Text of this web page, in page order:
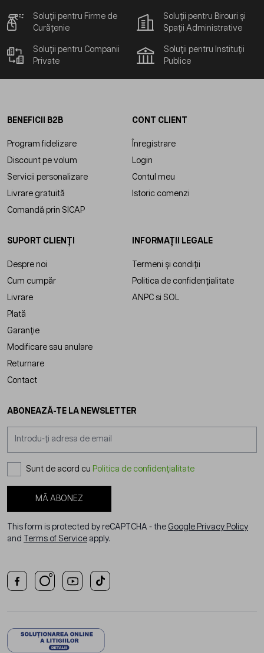
Soluții pentru Firme de
Curățenie
Soluții pentru Birouri și
Spații Administrative
Soluții pentru Companii
Private
Soluții pentru Instituții
Publice
BENEFICII B2B
Program fidelizare
Discount pe volum
Servicii personalizare
Livrare gratuită
Comandă prin SICAP
CONT CLIENT
Înregistrare
Login
Contul meu
Istoric comenzi
SUPORT CLIENȚI
Despre noi
Cum cumpăr
Livrare
Plată
Garanție
Modificare sau anulare
Returnare
Contact
INFORMAȚII LEGALE
Termeni și condiții
Politica de confidențialitate
ANPC si SOL
ABONEAZĂ-TE LA NEWSLETTER
Sunt de acord cu Politica de confidențialitate
MĂ ABONEZ
This form is protected by reCAPTCHA - the Google Privacy Policy
and
Terms of Service apply.